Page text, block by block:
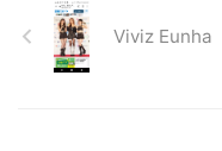
Viviz Eunha